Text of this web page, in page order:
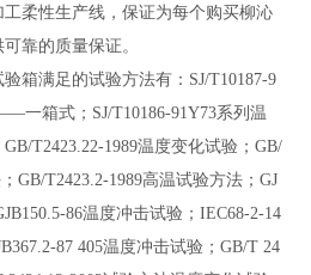
柔性生产线，保证为每个购买柳沁
靠的质量保证。
箱满足的试验方法有： SJ/T10187-9
一箱式；SJ/T10186-91Y73系列温
T2423.22-1989温度变化试验；GB/
GB/T2423.2-1989高温试验方法；GJ
86温度冲击试验；IEC68-2-14
87 405温度冲击试验；GB/T 24